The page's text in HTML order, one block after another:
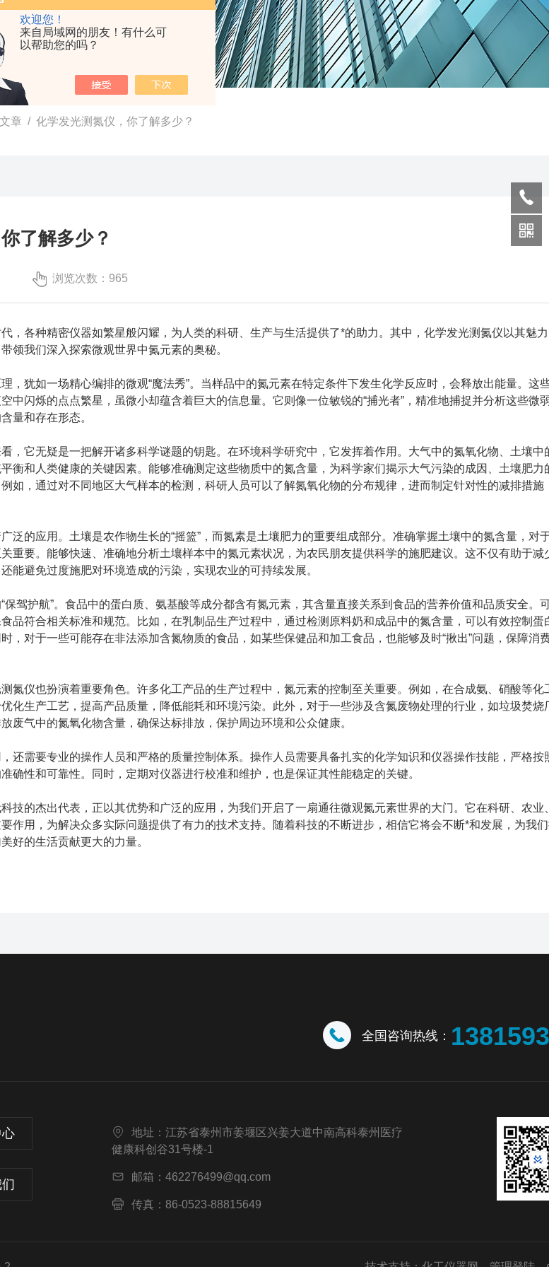
欢迎您！
来自局域网的朋友！有什么可
以帮助您的吗？
章 / 化学发光测氮仪，你了解多少？
了解多少？
浏览次数：965
各种精密仪器如繁星般闪耀，为人类的科研、生产与生活提供了*的助力。其中，化学发光测氮仪以其魅
领我们深入探索微观世界中氮元素的奥秘。
，犹如一场精心编排的微观“魔法秀”。当样品中的氮元素在特定条件下发生化学反应时，会释放出能量。这
中闪烁的点点繁星，虽微小却蕴含着巨大的信息量。它则像一位敏锐的“捕光者”，精准地捕捉并分析这些微
量和存在形态。
它无疑是一把解开诸多科学谜题的钥匙。在环境科学研究中，它发挥着作用。大气中的氮氧化物、土壤中
衡和人类健康的关键因素。能够准确测定这些物质中的氮含量，为科学家们揭示大气污染的成因、土壤肥力
如，通过对不同地区大气样本的检测，科研人员可以了解氮氧化物的分布规律，进而制定针对性的减排措施
的应用。土壤是农作物生长的“摇篮”，而氮素是土壤肥力的重要组成部分。准确掌握土壤中的氮含量，对
重要。能够快速、准确地分析土壤样本中的氮元素状况，为农民朋友提供科学的施肥建议。这不仅有助于减
能避免过度施肥对环境造成的污染，实现农业的可持续发展。
护航”。食品中的蛋白质、氨基酸等成分都含有氮元素，其含量直接关系到食品的营养价值和品质安全。
品符合相关标准和规范。比如，在乳制品生产过程中，通过检测原料奶和成品中的氮含量，可以有效控制蛋
，对于一些可能存在非法添加含氮物质的食品，如某些保健品和加工食品，也能够及时“揪出”问题，保障消
仪也扮演着重要角色。许多化工产品的生产过程中，氮元素的控制至关重要。例如，在合成氨、硝酸等化
化生产工艺，提高产品质量，降低能耗和环境污染。此外，对于一些涉及含氮废物处理的行业，如垃圾焚烧
废气中的氮氧化物含量，确保达标排放，保护周边环境和公众健康。
需要专业的操作人员和严格的质量控制体系。操作人员需要具备扎实的化学知识和仪器操作技能，严格按
确性和可靠性。同时，定期对仪器进行校准和维护，也是保证其性能稳定的关键。
的杰出代表，正以其优势和广泛的应用，为我们开启了一扇通往微观氮元素世界的大门。它在科研、农业
作用，为解决众多实际问题提供了有力的技术支持。随着科技的不断进步，相信它将会不断*和发展，为我
好的生活贡献更大的力量。
全国咨询热线：
地址：江苏省泰州市姜堰区兴姜大道中南高科泰州医疗
健康科创谷31号楼-1
邮箱：462276499@qq.com
传真：86-0523-88815649